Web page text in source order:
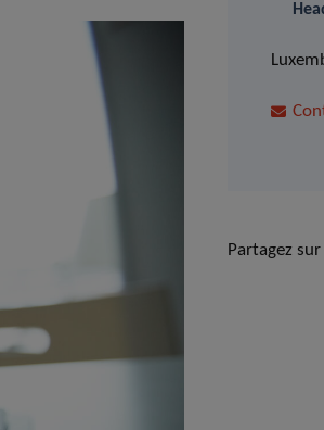
Partagez sur